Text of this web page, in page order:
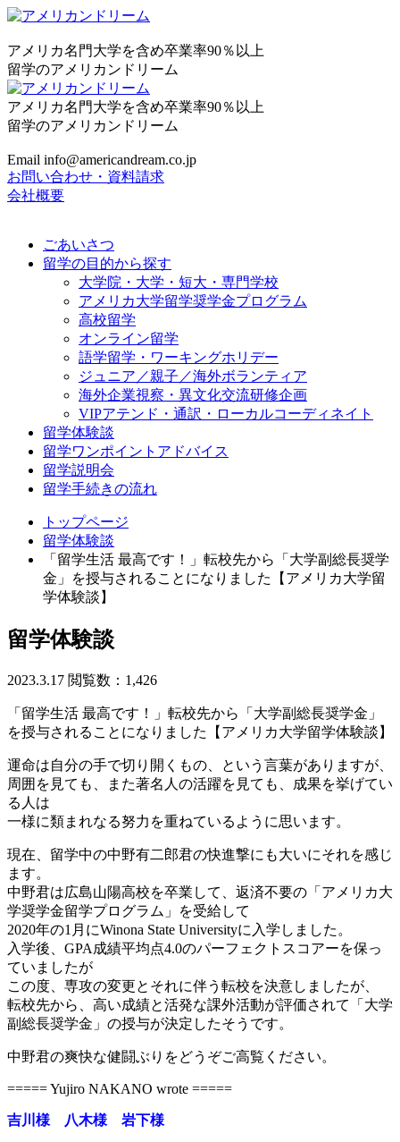
アメリカ名門大学を含め卒業率90％以上
留学のアメリカンドリーム
アメリカ名門大学を含め卒業率90％以上
留学のアメリカンドリーム
Email info@americandream.co.jp
お問い合わせ・資料請求
会社概要
ごあいさつ
留学の目的から探す
大学院・大学・短大・専門学校
アメリカ大学留学奨学金プログラム
高校留学
オンライン留学
語学留学・ワーキングホリデー
ジュニア／親子／海外ボランティア
海外企業視察・異文化交流研修企画
VIPアテンド・通訳・ローカルコーディネイト
留学体験談
留学ワンポイントアドバイス
留学説明会
留学手続きの流れ
トップページ
留学体験談
「留学生活 最高です！」転校先から「大学副総長奨学
金」を授与されることになりました【アメリカ大学留
学体験談】
留学体験談
2023.3.17 閲覧数：1,426
「留学生活 最高です！」転校先から「大学副総長奨学金」
を授与されることになりました【アメリカ大学留学体験談】
運命は自分の手で切り開くもの、という言葉がありますが、
周囲を見ても、また著名人の活躍を見ても、成果を挙げてい
る人は
一様に類まれなる努力を重ねているように思います。
現在、留学中の中野有二郎君の快進撃にも大いにそれを感じ
ます。
中野君は広島山陽高校を卒業して、返済不要の「アメリカ大
学奨学金留学プログラム」を受給して
2020年の1月にWinona State Universityに入学しました。
入学後、GPA成績平均点4.0のパーフェクトスコアーを保っ
ていましたが
この度、専攻の変更とそれに伴う転校を決意しましたが、
転校先から、高い成績と活発な課外活動が評価されて「大学
副総長奨学金」の授与が決定したそうです。
中野君の爽快な健闘ぶりをどうぞご高覧ください。
===== Yujiro NAKANO wrote =====
吉川様 八木様 岩下様